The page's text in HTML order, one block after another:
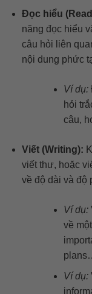
Đọc hiểu
năng đọc hiểu
câu hỏi liên
nội dung phức
Ví dụ:
hỏi
câu,
Viết (Writing):
viết thư, hoặc
về độ dài và độ
Ví dụ:
về
Ví dụ: